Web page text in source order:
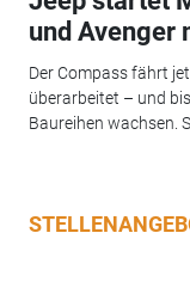
und Avenger
Der Compass fährt
überarbeitet – und
Baureihen wachsen.